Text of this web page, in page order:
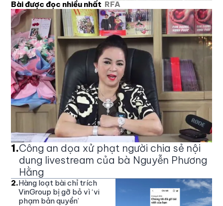
Bài được đọc nhiều nhất RFA
1.Công an dọa xử phạt người chia sẻ nội
dung livestream của bà Nguyễn Phương
Hằng
2.Hàng loạt bài chỉ trích
VinGroup bị gỡ bỏ vì ‘vi
phạm bản quyền’